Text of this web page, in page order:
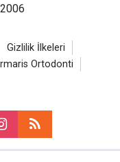
Gizlilik İlkeleri
Ortodonti